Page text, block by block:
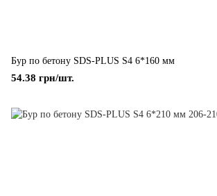
Бур по бетону SDS-PLUS S4 6*160 мм
54.38 грн/шт.